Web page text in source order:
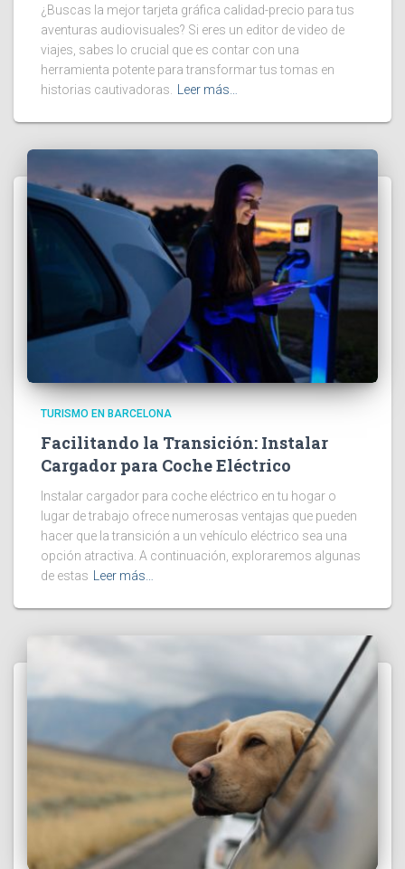
¿Buscas la mejor tarjeta gráfica calidad-precio para tus
aventuras audiovisuales? Si eres un editor de video de
viajes, sabes lo crucial que es contar con una
herramienta potente para transformar tus tomas en
historias cautivadoras.
Leer más…
TURISMO EN BARCELONA
Facilitando la Transición: Instalar
Cargador para Coche Eléctrico
Instalar cargador para coche eléctrico en tu hogar o
lugar de trabajo ofrece numerosas ventajas que pueden
hacer que la transición a un vehículo eléctrico sea una
opción atractiva. A continuación, exploraremos algunas
de estas Leer más…